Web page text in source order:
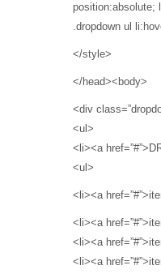
position:absolute;
.dropdown ul
</style>
</head><body>
<div
<ul>
<li><a
<ul>
<li><a
<li><a
<li><a
<li><a